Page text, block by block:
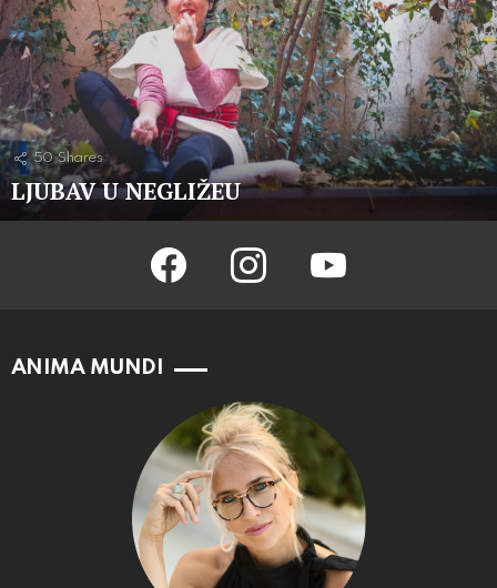
50 Shares
LJUBAV U NEGLIŽEU
facebook instagram youtube
ANIMA MUNDI